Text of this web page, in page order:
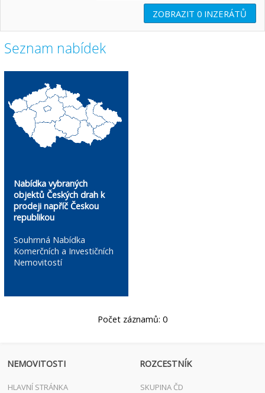
ZOBRAZIT0 INZERÁTŮ
Seznam nabídek
Nabídka vybraných
objektů Českých drah k
prodeji napříč Českou
republikou
Souhrnná Nabídka
Komerčních a Investičních
Nemovitostí
Počet záznamů: 0
NEMOVITOSTI
HLAVNÍ STRÁNKA
ROZCESTNÍK
SKUPINA ČD